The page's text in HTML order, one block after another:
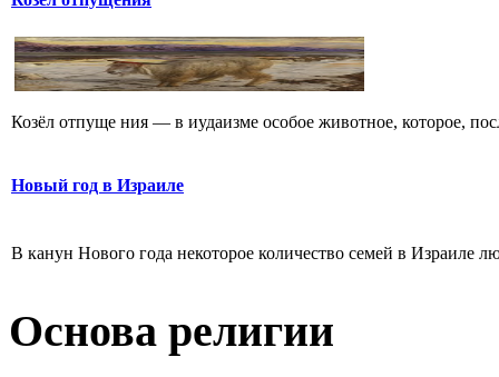
Козёл отпуще ния — в иудаизме особое животное, которое,
Новый год в Израиле
В канун Нового года некоторое количество семей в Израиле
Основа религии